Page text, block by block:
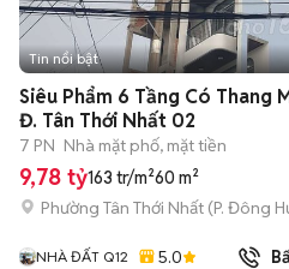
Tin nổi bật
Siêu Phẩm 6 Tầng Có Thang
Đ. Tân Thới Nhất 02
7 PN Nhà mặt phố, mặt tiền
9,78 tỷ163 tr/m²60 m²
Phường Tân Thới Nhất (P. Đông
NHÀ ĐẤT Q12 5.0